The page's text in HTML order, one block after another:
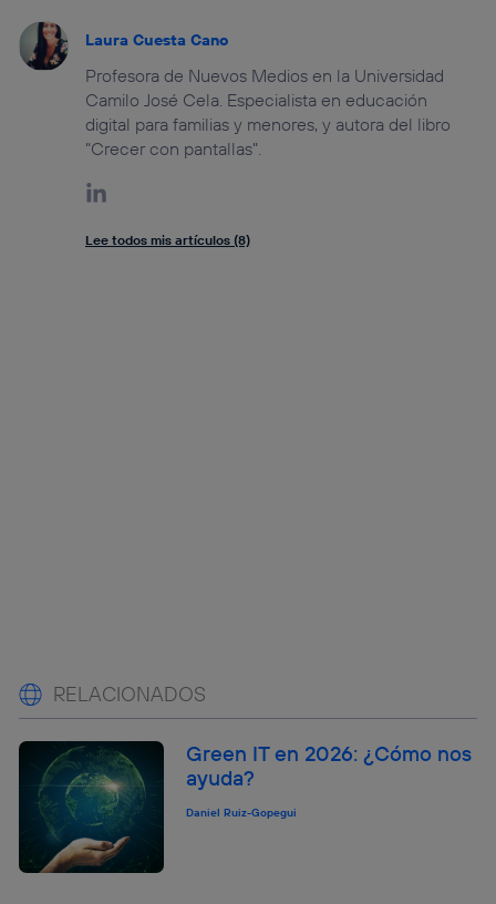
Laura Cuesta Cano
Profesora de Nuevos Medios en la Universidad
Camilo José Cela. Especialista en educación
digital para familias y menores, y autora del libro
"Crecer con pantallas".
Lee todos mis artículos (8)
RELACIONADOS
Green IT en 2026: ¿Cómo nos
ayuda?
Daniel Ruiz-Gopegui